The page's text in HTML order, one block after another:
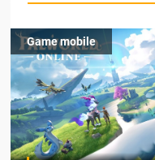
Game mobile